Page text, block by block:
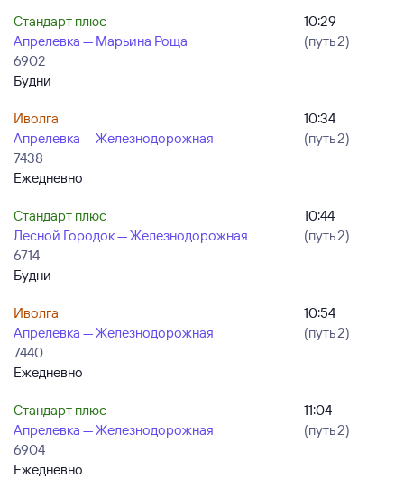
Стандарт плюс
Апрелевка — Марьина Роща
6902
Будни
10:29
(путь 2)
Иволга
Апрелевка — Железнодорожная
7438
Ежедневно
10:34
(путь 2)
Стандарт плюс
Лесной Городок — Железнодорожная
6714
Будни
10:44
(путь 2)
Иволга
Апрелевка — Железнодорожная
7440
Ежедневно
10:54
(путь 2)
Стандарт плюс
Апрелевка — Железнодорожная
6904
Ежедневно
11:04
(путь 2)